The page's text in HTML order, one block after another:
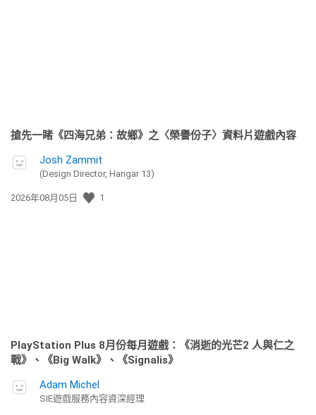
搶先一睹《四海兄弟：故鄉》之〈榮譽份子〉資料片遊戲內容
Josh Zammit
(Design Director, Hangar 13)
發
2026年08月05日 1
PlayStation Plus 8月份每月遊戲：《消逝的光芒2 人與仁之
戰》、《Big Walk》、《Signalis》
Adam Michel
SIE遊戲服務內容資深經理